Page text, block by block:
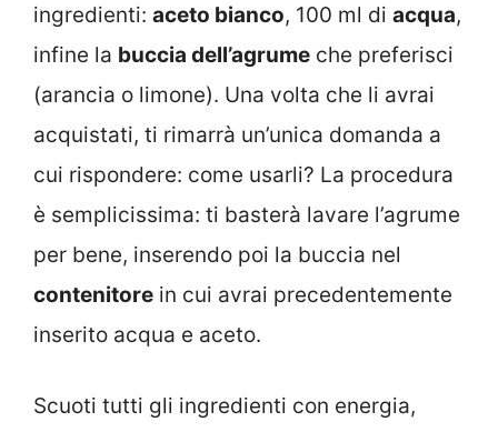
ingredienti: aceto bianco, 100 ml di acqua,
infine la buccia dell’agrume che preferisci
(arancia o limone). Una volta che li avrai
acquistati, ti rimarrà un’unica domanda a
cui rispondere: come usarli? La procedura
è semplicissima: ti basterà lavare l’agrume
per bene, inserendo poi la buccia nel
contenitore in cui avrai precedentemente
inserito acqua e aceto.
Scuoti tutti gli ingredienti con energia,